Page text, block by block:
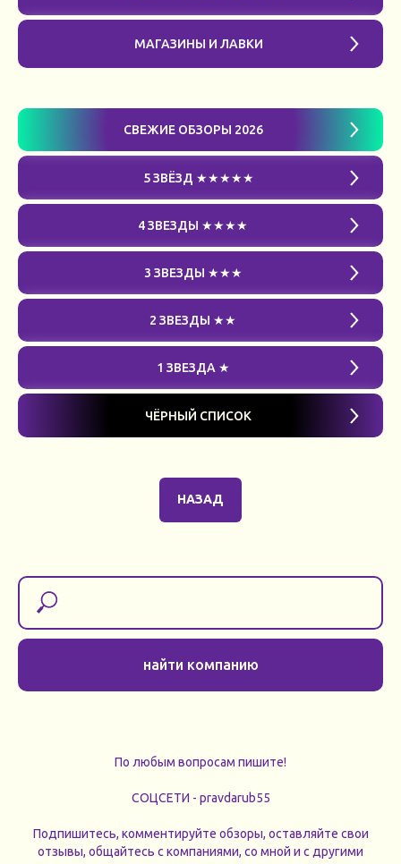
МАГАЗИНЫ И ЛАВКИ
СВЕЖИЕ ОБЗОРЫ 2026
5 ЗВЁЗД ★★★★★
4 ЗВЕЗДЫ ★★★★
3 ЗВЕЗДЫ ★★★
2 ЗВЕЗДЫ ★★
1 ЗВЕЗДА ★
ЧЁРНЫЙ СПИСОК
НАЗАД
найти компанию
По любым вопросам пишите!
СОЦСЕТИ - pravdarub55
Подпишитесь, комментируйте обзоры, оставляйте свои
отзывы, общайтесь с компаниями, со мной и с другими